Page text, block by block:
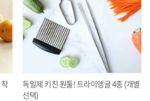
독일제 키친 원툴! 트라이앵글 4종 (개별
선택)